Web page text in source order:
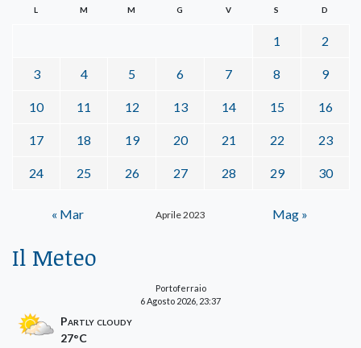
Aprile 2023
L M M G V S D
1 2
3 4 5 6 7 8 9
10 11 12 13 14 15 16
17 18 19 20 21 22 23
24 25 26 27 28 29 30
« Mar Mag »
Il Meteo
Portoferraio
6 Agosto 2026, 23:37
Partly cloudy
27°C